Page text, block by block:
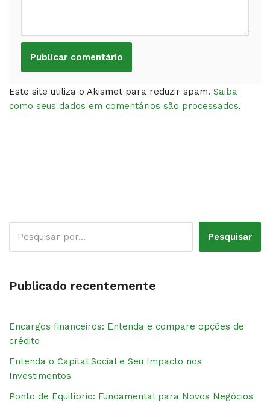
Este site utiliza o Akismet para reduzir spam. Saiba
como seus dados em comentários são processados.
Pesquisar
Publicado recentemente
Encargos financeiros: Entenda e compare opções de
crédito
Entenda o Capital Social e Seu Impacto nos
Investimentos
Ponto de Equilíbrio: Fundamental para Novos Negócios